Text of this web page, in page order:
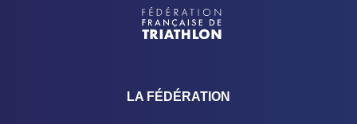
LA FÉDÉRATION